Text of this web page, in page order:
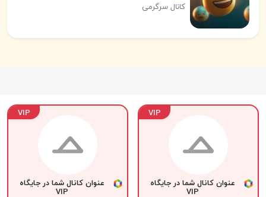
کانال سرگرمی
VIP
عنوان کانال شما در جایگاه
VIP
VIP
عنوان کانال شما در جایگاه
VIP